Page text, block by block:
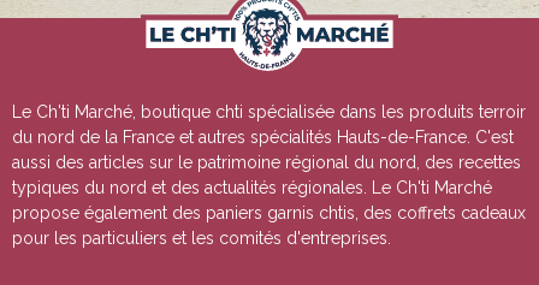
Le Ch'ti Marché, boutique chti spécialisée dans les produits terroir
du nord de la France et autres spécialités Hauts-de-France. C'est
aussi des articles sur le patrimoine régional du nord, des recettes
typiques du nord et des actualités régionales. Le Ch'ti Marché
propose également des paniers garnis chtis, des coffrets cadeaux
pour les particuliers et les comités d'entreprises.